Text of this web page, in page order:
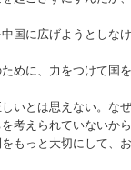
中国に広げようとしな
めに、力をつけて国
いとは思えない。な
を考えられていない
もっと大切にして、